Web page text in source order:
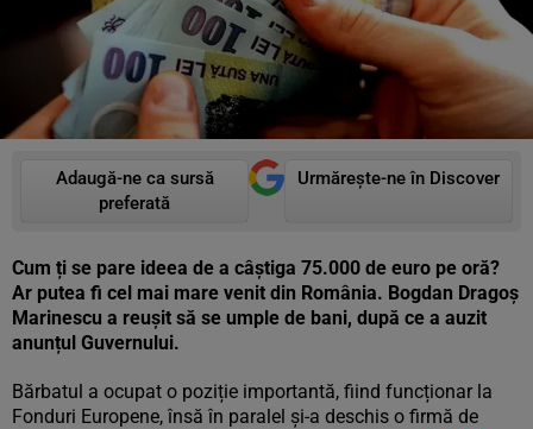
Adaugă-ne ca sursă
preferată
Urmărește-ne în Discover
Cum ți se pare ideea de a câștiga 75.000 de euro pe oră?
Ar putea fi cel mai mare venit din România. Bogdan Dragoș
Marinescu a reușit să se umple de bani, după ce a auzit
anunțul Guvernului.
Bărbatul a ocupat o poziție importantă, fiind funcționar la
Fonduri Europene, însă în paralel și-a deschis o firmă de